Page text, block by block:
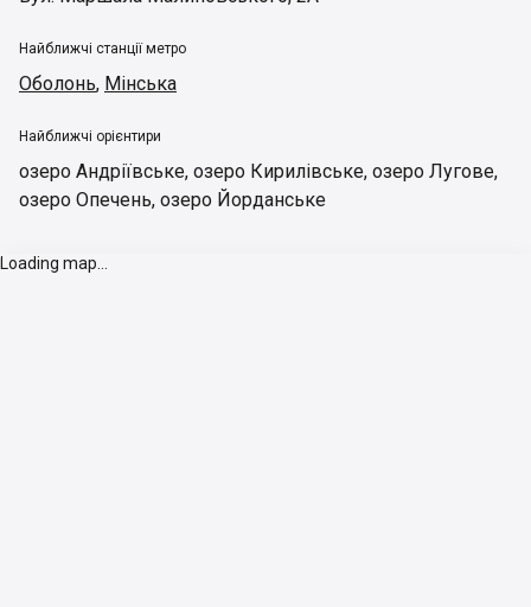
Найближчі станції метро
Оболонь, Мінська
Найближчі орієнтири
озеро Андріївське, озеро Кирилівське, озеро Лугове,
озеро Опечень, озеро Йорданське
Loading map...